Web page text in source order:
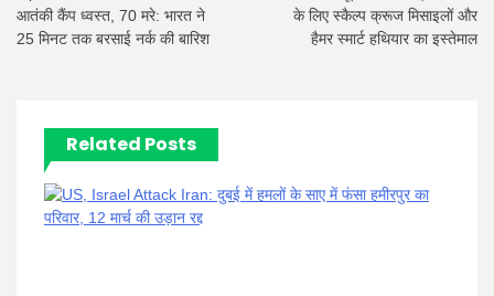
आतंकी कैंप ध्वस्त, 70 मरे: भारत ने
25 मिनट तक बरसाई नर्क की बारिश
के लिए स्कैल्प क्रूज मिसाइलों और
हैमर स्मार्ट हथियार का इस्तेमाल
Related Posts